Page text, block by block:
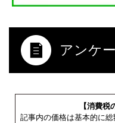
アンケ
【消費税
記事内の価格は基本的に